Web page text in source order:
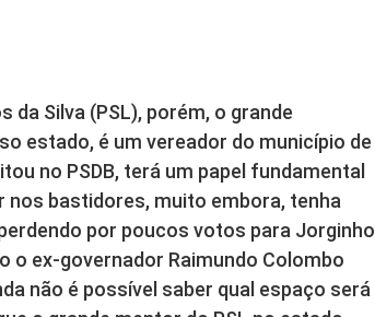
da Silva (PSL), porém, o grande
estado, é um vereador do município de
no PSDB, terá um papel fundamental
nos bastidores, muito embora, tenha
por poucos votos para Jorginho
o ex-governador Raimundo Colombo
não é possível saber qual espaço será